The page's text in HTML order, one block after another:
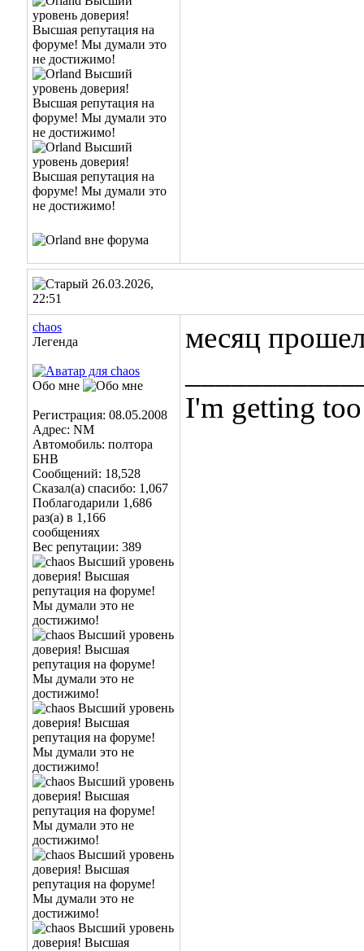
26.03.2026,
22:51
chaos
Легенда
Обо мне
Регистрация: 08.05.2008
Адрес: NM
Автомобиль: полтора
БНВ
Сообщений: 18,528
Сказал(а) спасибо: 1,067
Поблагодарили 1,686
раз(а) в 1,166
сообщениях
Вес репутации: 389
месяц
I'm getting